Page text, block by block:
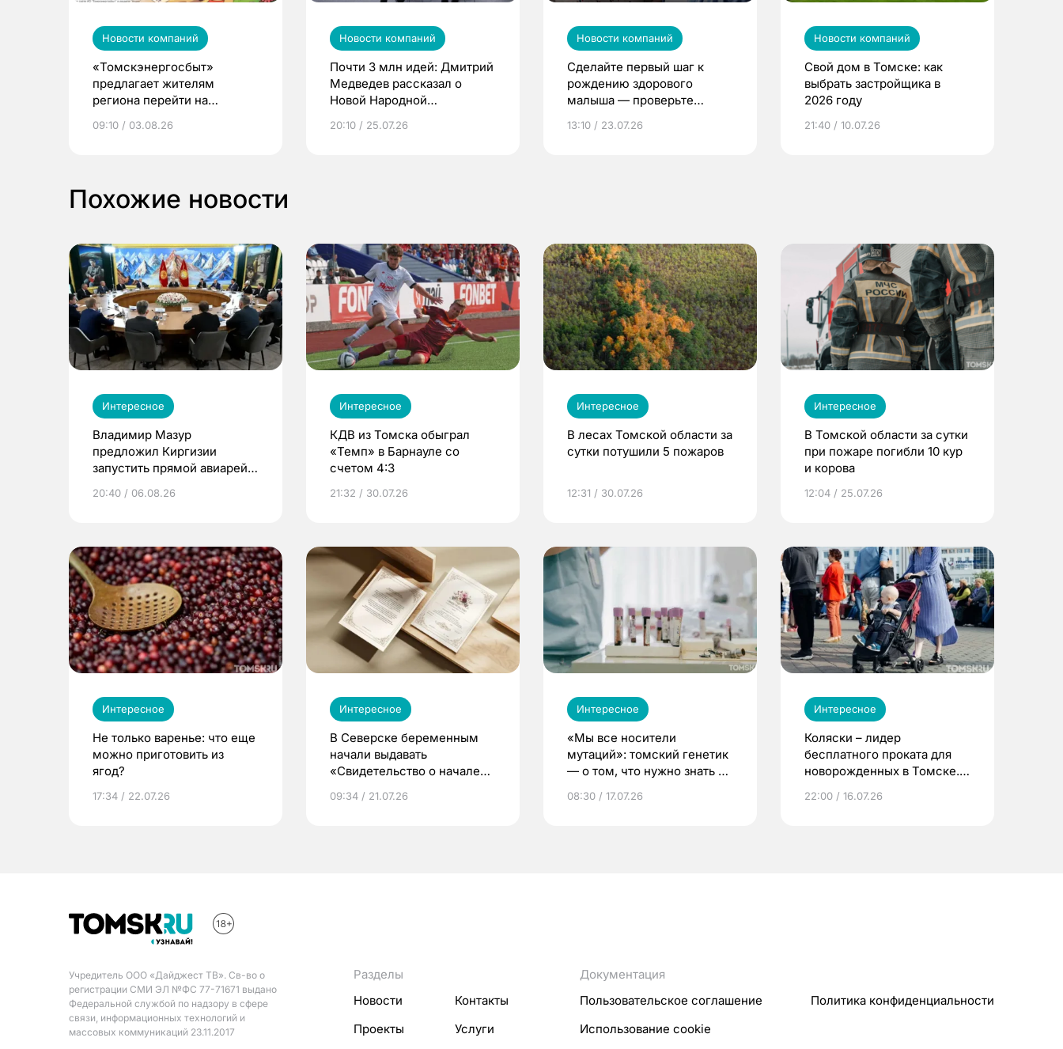
Новости компаний
«Томскэнергосбыт»
предлагает жителям
региона перейти на
выиграть призы
09:10 / 03.08.26
Новости компаний
Почти 3 млн идей: Дмитрий
Медведев рассказал о
Новой Народной
20:10 / 25.07.26
Новости компаний
Сделайте первый шаг к
рождению здорового
малыша — проверьте
по ОМС!
13:10 / 23.07.26
Новости компаний
Свой дом в Томске: как
выбрать застройщика в
2026 году
21:40 / 10.07.26
Похожие новости
Интересное
Владимир Мазур
предложил Киргизии
запустить прямой авиарейс
20:40 / 06.08.26
Интересное
КДВ из Томска обыграл
«Темп» в Барнауле со
счетом 4:3
21:32 / 30.07.26
Интересное
В лесах Томской области за
сутки потушили 5 пожаров
12:31 / 30.07.26
Интересное
В Томской области за сутки
при пожаре погибли 10 кур
и корова
12:04 / 25.07.26
Интересное
Не только варенье: что еще
можно приготовить из
ягод?
17:34 / 22.07.26
Интересное
В Северске беременным
начали выдавать
«Свидетельство о начале
09:34 / 21.07.26
Интересное
«Мы все носители
мутаций»: томский генетик
— о том, что нужно знать до
08:30 / 17.07.26
Интересное
Коляски – лидер
бесплатного проката для
новорожденных в Томске.
22:00 / 16.07.26
Учредитель ООО «Дайджест ТВ». Св-во о
регистрации СМИ ЭЛ №ФС 77-71671 выдано
Федеральной службой по надзору в сфере
связи, информационных технологий и
массовых коммуникаций 23.11.2017
Разделы
Новости
Контакты
Проекты
Услуги
Документация
Пользовательское соглашение
Политика конфиденциальности
Использование cookie